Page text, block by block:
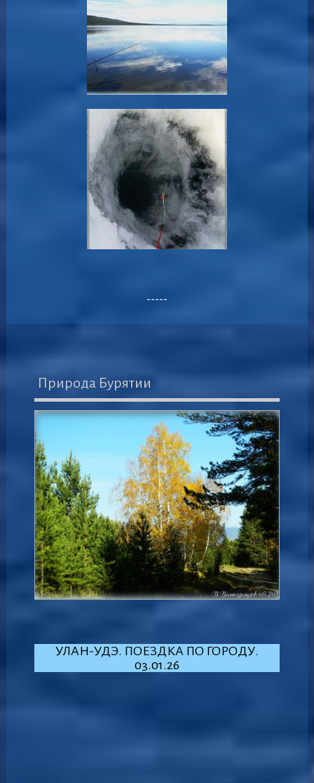
-----
Природа Бурятии
УЛАН-УДЭ. ПОЕЗДКА ПО ГОРОДУ.
03.01.26